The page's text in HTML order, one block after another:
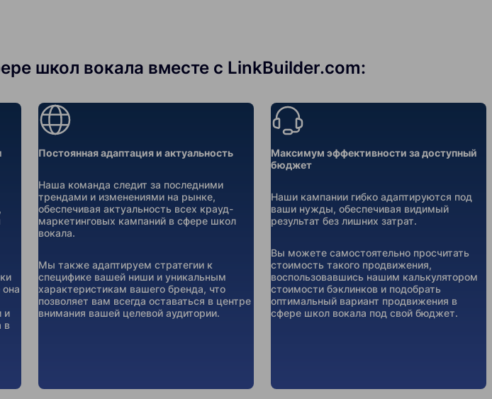
школ вокала вместе с LinkBuilder.com:
и
в
Постоянная адаптация и актуальность
Наша команда следит за последними
трендами и изменениями на рынке,
обеспечивая актуальность всех крауд-
маркетинговых кампаний в сфере школ
вокала.
Мы также адаптируем стратегии к
специфике вашей ниши и уникальным
характеристикам вашего бренда, что
позволяет вам всегда оставаться в центре
внимания вашей целевой аудитории.
Максимум эффективности за доступный
бюджет
Наши кампании гибко адаптируются под
ваши нужды, обеспечивая видимый
результат без лишних затрат.
Вы можете самостоятельно просчитать
стоимость такого продвижения,
воспользовавшись нашим калькулятором
стоимости бэклинков и подобрать
оптимальный вариант продвижения в
сфере школ вокала под свой бюджет.